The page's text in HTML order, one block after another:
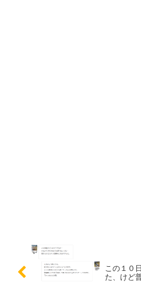
この１０
た、けど